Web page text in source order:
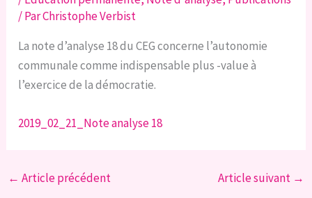
/ ParChristophe Verbist
La note d’analyse 18 du CEG concerne l’autonomie
communale comme indispensable plus -value à
l’exercice de la démocratie.
2019_02_21_Note analyse 18
← Article précédent Article suivant →